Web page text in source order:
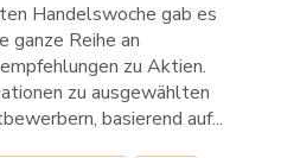
Handelswoche gab es
ganze Reihe an
zu Aktien.
zu ausgewählten
basierend auf...